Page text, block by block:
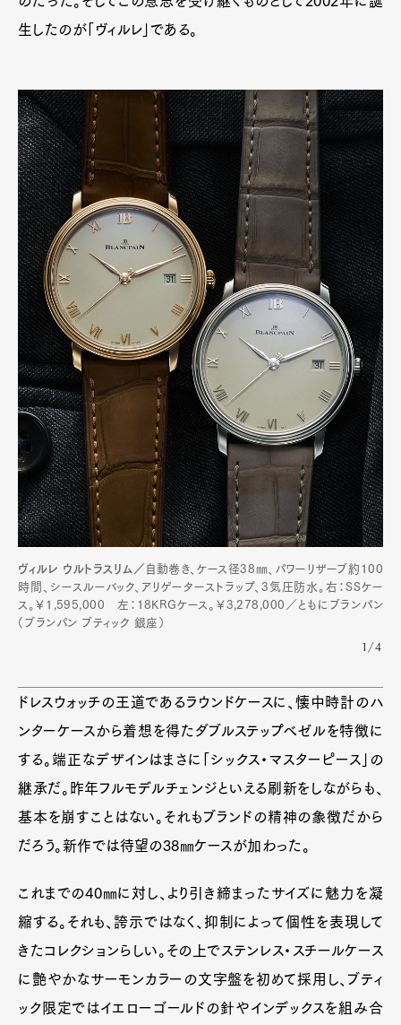
Art&DesignWatch
Pen Membership
Magazine
Official Columnist
About
Contact
Pen Meet
Pen international Pen tw
生したのが「ヴィルレ」である。
ヴィルレ ウルトラスリム／ 自動巻き、ケース径38㎜、パワーリザーブ約100
時間、シースルーバック、アリゲーターストラップ、3気圧防水。右：SSケー
ス。￥1,595,000 左：18KRGケース。￥3,278,000／ともにブランパン
（ブランパン ブティック 銀座）
1/4
ドレスウォッチの王道であるラウンドケースに、懐中時計のハ
ンターケースから着想を得たダブルステップベゼルを特徴に
する。端正なデザインはまさに「シックス・マスターピース」の
継承だ。昨年フルモデルチェンジといえる刷新をしながらも、
基本を崩すことはない。それもブランドの精神の象徴だから
だろう。新作では待望の38㎜ケースが加わった。
これまでの40㎜に対し、より引き締まったサイズに魅力を凝
縮する。それも、誇示ではなく、抑制によって個性を表現して
きたコレクションらしい。その上でステンレス・スチールケース
に艶やかなサーモンカラーの文字盤を初めて採用し、ブティ
ック限定ではイエローゴールドの針やインデックスを組み合